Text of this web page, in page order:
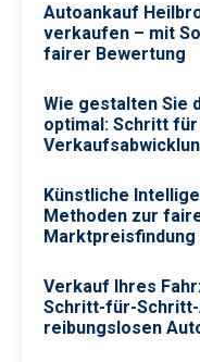
Autoankauf
verkaufen – mit
fairer Bewertung
Wie gestalten Sie
optimal: Schritt
Künstliche
Methoden zur
Marktpreisfindung
Verkauf Ihres
Schritt-für-
reibungslosen